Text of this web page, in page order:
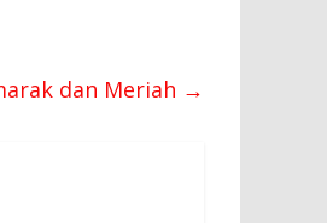
dan Meriah →